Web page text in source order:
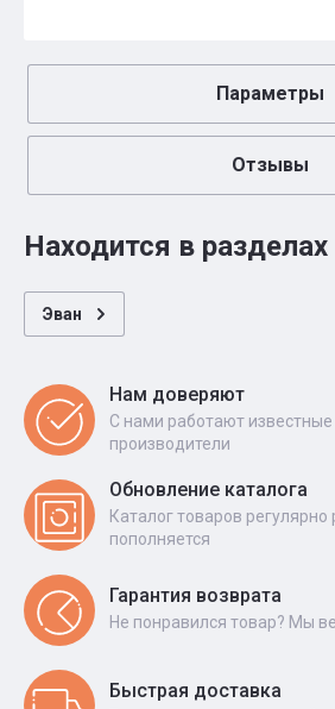
Параметры
Отзывы
Находится в разделах
Эван
Нам доверяют
С нами работают
производители
Обновление каталога
Каталог товаров регулярно
пополняется
Гарантия возврата
Не понравился товар? Мы
Быстрая доставка